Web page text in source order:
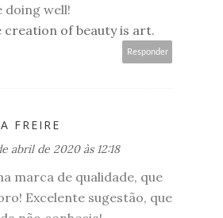
doing well!
creation of beauty is art.
Responder
FREIRE
abril de 2020 às 12:18
marca de qualidade, que
Excelente sugestão, que